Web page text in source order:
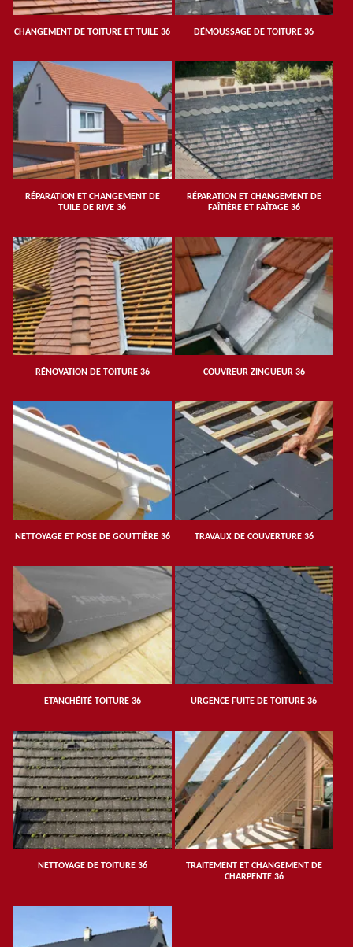
CHANGEMENT DE TOITURE ET TUILE 36 DÉMOUSSAGE DE TOITURE 36
RÉPARATION ET CHANGEMENT DE
TUILE DE RIVE 36
RÉPARATION ET CHANGEMENT DE
FAÎTIÈRE ET FAÎTAGE 36
RÉNOVATION DE TOITURE 36 COUVREUR ZINGUEUR 36
NETTOYAGE ET POSE DE GOUTTIÈRE 36 TRAVAUX DE COUVERTURE 36
ETANCHÉITÉ TOITURE 36 URGENCE FUITE DE TOITURE 36
NETTOYAGE DE TOITURE 36
TRAITEMENT ET CHANGEMENT DE
CHARPENTE 36